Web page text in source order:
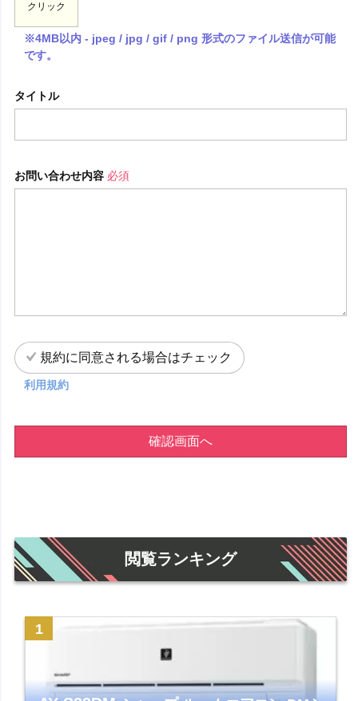
クリック
※4MB以内 - jpeg / jpg / gif / png 形式のファイル送信が可能
です。
タイトル
お問い合わせ内容 必須
規約に同意される場合はチェック
利用規約
確認画面へ
閲覧ランキング